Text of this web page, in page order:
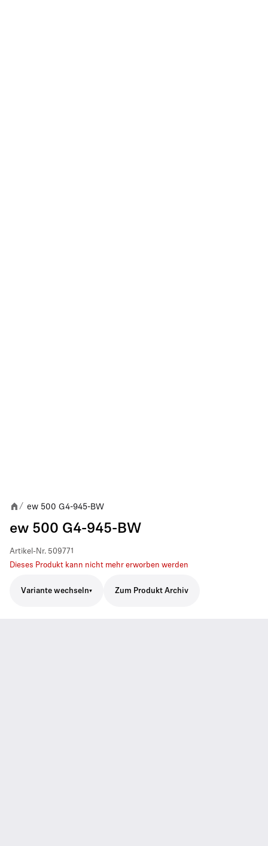
/ ew 500 G4-945-BW
ew 500 G4-945-BW
Artikel-Nr. 509771
Dieses Produkt kann nicht mehr erworben werden
Variante wechseln Zum Produkt Archiv